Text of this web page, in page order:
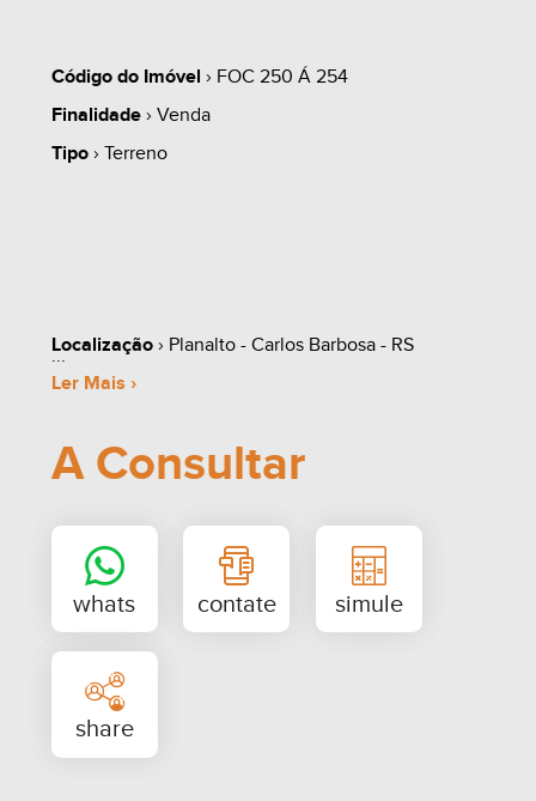
Código do Imóvel › FOC 250 Á 254
Finalidade› Venda
Tipo› Terreno
Localização› Planalto - Carlos Barbosa - RS
Ler Mais ›
A Consultar